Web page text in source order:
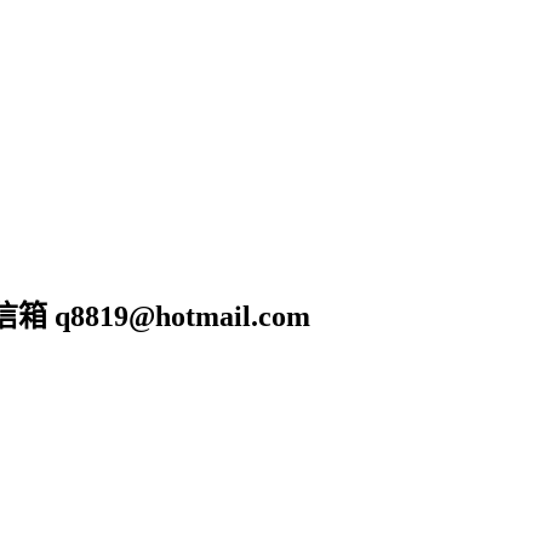
q8819@hotmail.com